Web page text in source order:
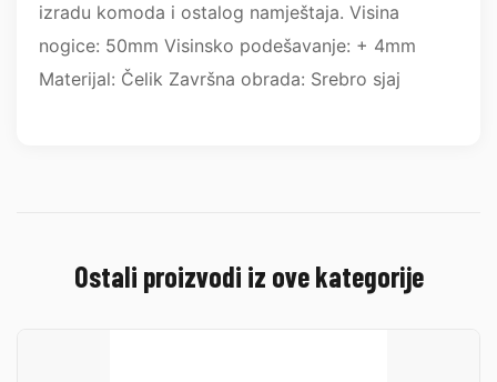
izradu komoda i ostalog namještaja. Visina
nogice: 50mm Visinsko podešavanje: + 4mm
Materijal: Čelik Završna obrada: Srebro sjaj
Ostali proizvodi iz ove kategorije